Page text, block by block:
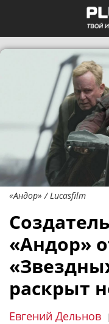
«Андор» / Lucasfilm
«Андор»
раскрыт
Евгений Дельнов |